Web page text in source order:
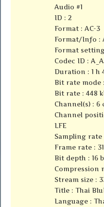
Audio #1
ID : 2
Format : AC-3
Format/Info :
Format
Codec ID :
Duration : 1 h
Bit rate mode
Bit rate : 448
Channel(s) : 6
Channel
LFE
Sampling rate
Frame rate :
Bit depth : 16
Compression
Stream size :
Title : Thai
Language :